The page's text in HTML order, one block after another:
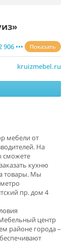
906 ••• Показать
kruizmebel.ru
мебели от
На
сможете
кухню
товары. Мы
пр. дом 4
центр
районе города –